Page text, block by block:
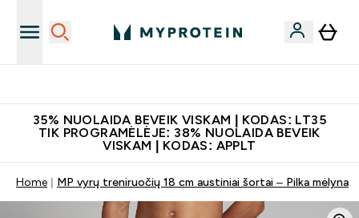
35% NUOLAIDA BEVEIK VISKAM | KODAS: LT35
TIK PROGRAMĖLĖJE: 38% NUOLAIDA BEVEIK
VISKAM | KODAS: APPLT
Home MP vyrų treniruočių 18 cm austiniai šortai – Pilka mėlyna